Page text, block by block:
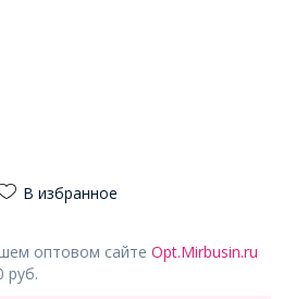
В избранное
оптовом сайте Opt.Mirbusin.ru
руб.